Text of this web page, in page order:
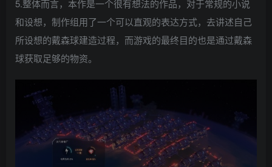
5.整体而言，本作是一个很有想法的作品，对于常规的小说
和设想，制作组用了一个可以直观的表达方式，去讲述自己
所设想的戴森球建造过程，而游戏的最终目的也是通过戴森
球获取足够的物资。